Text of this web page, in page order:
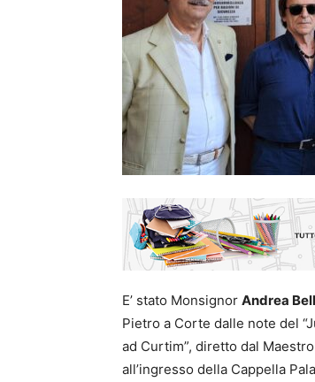
E’ stato Monsignor Andrea
Pietro a Corte dalle note del
ad Curtim”, diretto dal Maestro
all’ingresso della Cappella